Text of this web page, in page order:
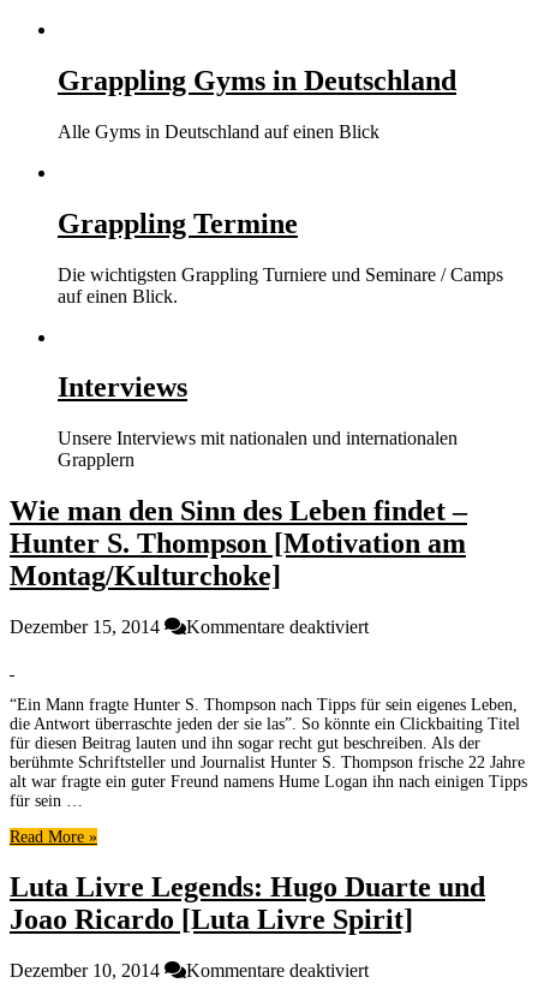
Grappling Gyms in Deutschland
Alle Gyms in Deutschland auf einen Blick
Grappling Termine
Die wichtigsten Grappling Turniere und Seminare / Camps
auf einen Blick.
Interviews
Unsere Interviews mit nationalen und internationalen
Grapplern
Wie man den Sinn des Leben findet –
Hunter S. Thompson [Motivation am
Montag/Kulturchoke]
Dezember 15, 2014 Kommentare deaktiviertfür
Sinn
des
Leben
findet
[Motivation
am
Montag/Kulturchoke]
“Ein Mann fragte Hunter S. Thompson nach Tipps für sein eigenes Leben,
die Antwort überraschte jeden der sie las”. So könnte ein Clickbaiting Titel
für diesen Beitrag lauten und ihn sogar recht gut beschreiben. Als der
berühmte Schriftsteller und Journalist Hunter S. Thompson frische 22 Jahre
alt war fragte ein guter Freund namens Hume Logan ihn nach einigen Tipps
für sein …
Read More »
Luta Livre Legends: Hugo Duarte und
Joao Ricardo [Luta Livre Spirit]
Dezember 10, 2014 Kommentare deaktiviertfür